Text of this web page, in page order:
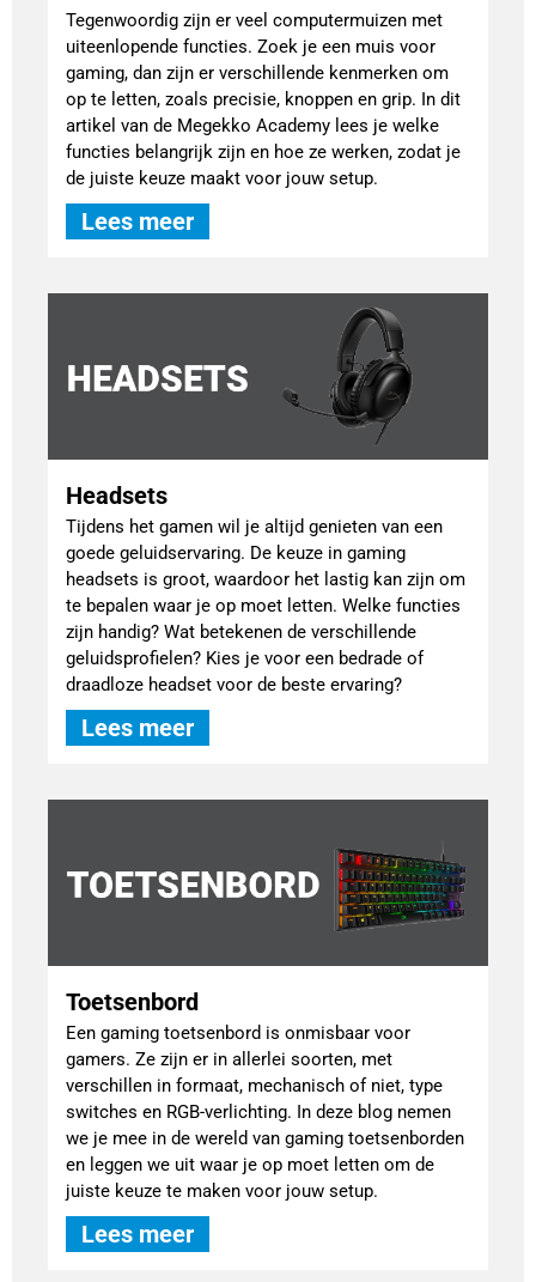
Tegenwoordig zijn er veel computermuizen met
uiteenlopende functies. Zoek je een muis voor
gaming, dan zijn er verschillende kenmerken om
op te letten, zoals precisie, knoppen en grip. In dit
artikel van de Megekko Academy lees je welke
functies belangrijk zijn en hoe ze werken, zodat je
de juiste keuze maakt voor jouw setup.
Lees meer
Headsets
Tijdens het gamen wil je altijd genieten van een
goede geluidservaring. De keuze in gaming
headsets is groot, waardoor het lastig kan zijn om
te bepalen waar je op moet letten. Welke functies
zijn handig? Wat betekenen de verschillende
geluidsprofielen? Kies je voor een bedrade of
draadloze headset voor de beste ervaring?
Lees meer
Toetsenbord
Een gaming toetsenbord is onmisbaar voor
gamers. Ze zijn er in allerlei soorten, met
verschillen in formaat, mechanisch of niet, type
switches en RGB-verlichting. In deze blog nemen
we je mee in de wereld van gaming toetsenborden
en leggen we uit waar je op moet letten om de
juiste keuze te maken voor jouw setup.
Lees meer